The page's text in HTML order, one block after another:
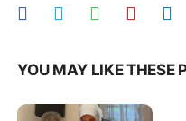
YOU MAY LIKE THESE